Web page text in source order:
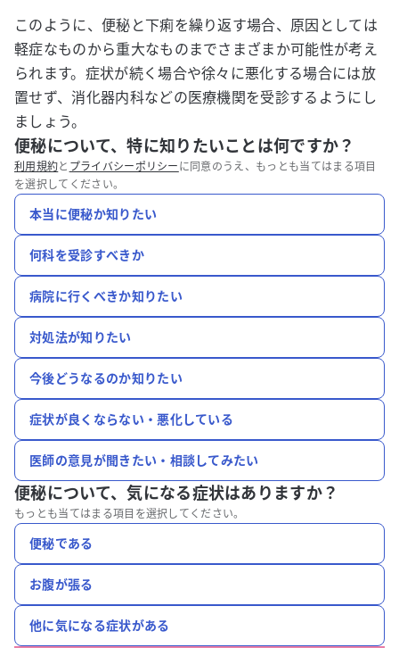
このように、便秘と下痢を繰り返す場合、原因としては
軽症なものから重大なものまでさまざまか可能性が考え
られます。症状が続く場合や徐々に悪化する場合には放
置せず、消化器内科などの医療機関を受診するようにし
ましょう。
便秘について、特に知りたいことは何ですか？
利用規約と プライバシーポリシー に同意のうえ、もっとも当てはまる項目
を選択してください。
本当に便秘か知りたい
何科を受診すべきか
病院に行くべきか知りたい
対処法が知りたい
今後どうなるのか知りたい
症状が良くならない・悪化している
医師の意見が聞きたい・相談してみたい
便秘について、気になる症状はありますか？
もっとも当てはまる項目を選択してください。
便秘である
お腹が張る
他に気になる症状がある